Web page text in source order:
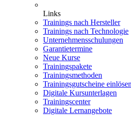
Links
Trainings nach Hersteller
Trainings nach Technologie
Unternehmensschulungen
Garantietermine
Neue Kurse
Trainingspakete
Trainingsmethoden
Trainingsgutscheine einlösen
Digitale Kursunterlagen
Trainingscenter
Digitale Lernangebote